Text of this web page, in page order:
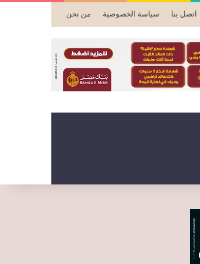
اتصل بنا سياسة الخصوصية من نحن